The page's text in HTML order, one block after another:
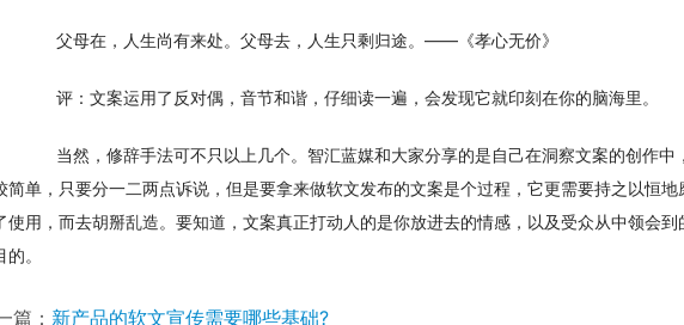
父母在，人生尚有来处。父母去，人生只剩归途。——《孝心无价》
评：文案运用了反对偶，音节和谐，仔细读一遍，会发现它就印刻在你的脑海里。
当然，修辞手法可不只以上几个。智汇蓝媒和大家分享的是自己在洞察文案的创作中
简单，只要分一二两点诉说，但是要拿来做软文发布的文案是个过程，它更需要持之以恒
使用，而去胡掰乱造。要知道，文案真正打动人的是你放进去的情感，以及受众从中领会
。
篇： 新产品的软文宣传需要哪些基础?